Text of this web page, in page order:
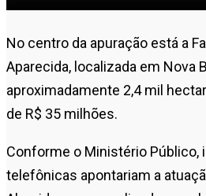
No centro da apuração está a
Aparecida, localizada em Nova
aproximadamente 2,4 mil
de R$ 35 milhões.
Conforme o Ministério Público,
telefônicas apontariam a